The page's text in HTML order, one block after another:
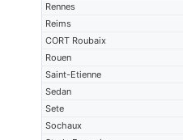
Rennes
Reims
CORT Roubaix
Rouen
Saint-Etienne
Sedan
Sete
Sochaux